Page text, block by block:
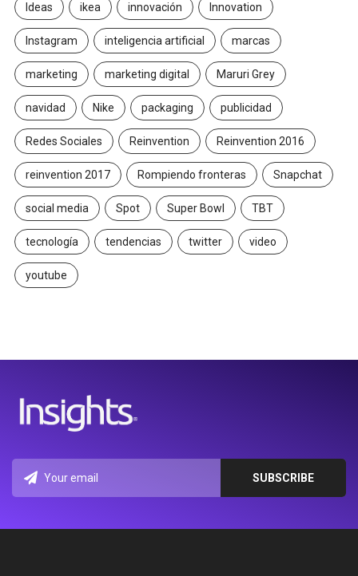
Ideas ikea innovación Innovation
Instagram inteligencia artificial marcas
marketing marketing digital Maruri Grey
navidad Nike packaging publicidad
Redes Sociales Reinvention Reinvention 2016
reinvention 2017 Rompiendo fronteras Snapchat
social media Spot Super Bowl TBT
tecnología tendencias twitter video
youtube